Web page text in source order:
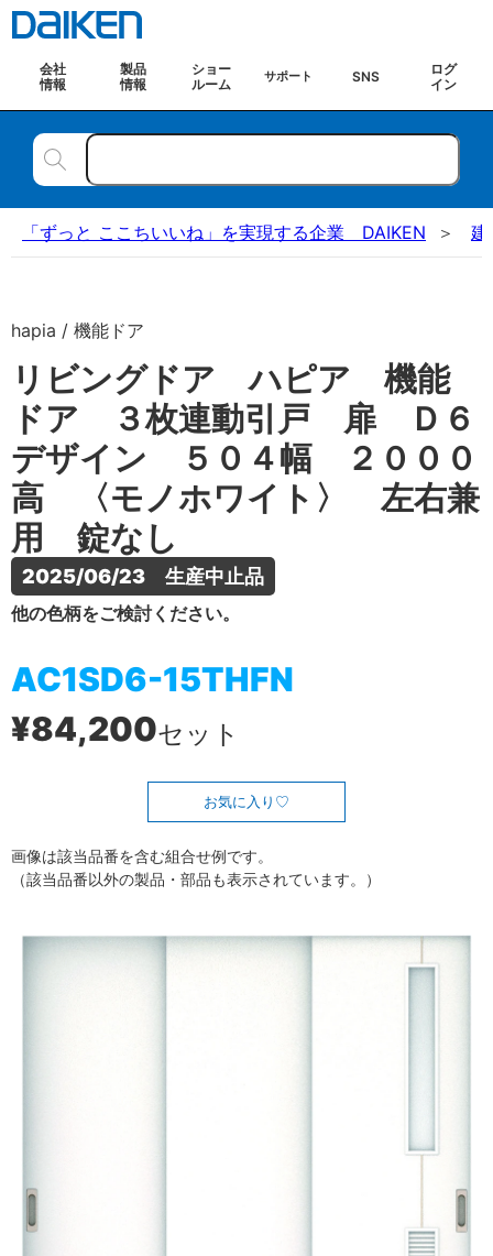
会社
情報
製品
情報
ショー
ルーム
サポート SNS
ログ
イン
「ずっと ここちいいね」を実現する企業 DAIKEN 建
hapia / 機能ドア
リビングドア ハピア 機能
ドア ３枚連動引戸 扉 Ｄ６
デザイン ５０４幅 ２０００
高 〈モノホワイト〉 左右兼
用 錠なし
2025/06/23　生産中止品
他の色柄をご検討ください。
AC1SD6-15THFN
¥84,200セット
お気に入り
画像は該当品番を含む組合せ例です。
（該当品番以外の製品・部品も表示されています。）